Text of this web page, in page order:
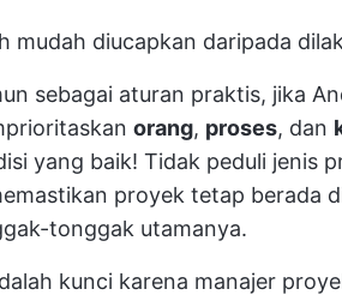
mudah diucapkan daripada
sebagai aturan praktis, jika
orang, proses, dan
yang baik! Tidak peduli jenis
proyek tetap berada
tonggak utamanya.
kunci karena manajer